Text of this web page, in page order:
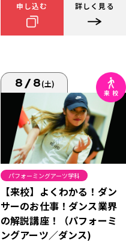
申し込む 詳しく見る
8/8(土)
パフォーミングアーツ学科
【来校】よくわかる！ダン
サーのお仕事！ダンス業界
の解説講座！（パフォーミ
ングアーツ／ダンス)